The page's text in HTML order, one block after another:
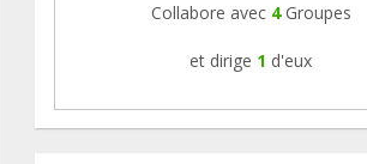
Collabore avec4Groupes
et dirige 1 d'eux